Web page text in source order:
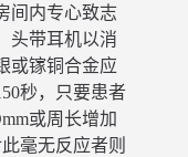
间内专心致志
头带耳机以消
或镓铜合金应
秒，只要患者
或周长增加
毫无反应者则